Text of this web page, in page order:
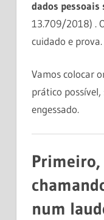
dados pessoais
13.709/2018) .
cuidado e prova.
Vamos colocar
prático
engessado.
Primeiro,
num